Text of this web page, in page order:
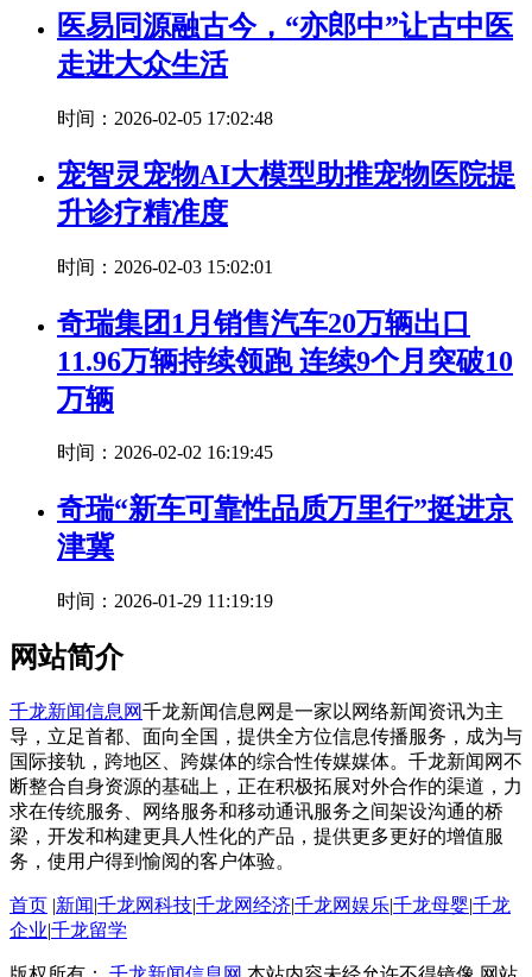
医易同源融古今，“亦郎中”让古中医
走进大众生活
时间：2026-02-05 17:02:48
宠智灵宠物AI大模型助推宠物医院提
升诊疗精准度
时间：2026-02-03 15:02:01
奇瑞集团1月销售汽车20万辆出口
11.96万辆持续领跑 连续9个月突破10
万辆
时间：2026-02-02 16:19:45
奇瑞“新车可靠性品质万里行”挺进京
津冀
时间：2026-01-29 11:19:19
网站简介
千龙新闻信息网千龙新闻信息网是一家以网络新闻资讯为主
导，立足首都、面向全国，提供全方位信息传播服务，成为与
国际接轨，跨地区、跨媒体的综合性传媒媒体。千龙新闻网不
断整合自身资源的基础上，正在积极拓展对外合作的渠道，力
求在传统服务、网络服务和移动通讯服务之间架设沟通的桥
梁，开发和构建更具人性化的产品，提供更多更好的增值服
务，使用户得到愉阅的客户体验。
首页 |新闻|千龙网科技|千龙网经济|千龙网娱乐|千龙母婴|千龙
企业|千龙留学